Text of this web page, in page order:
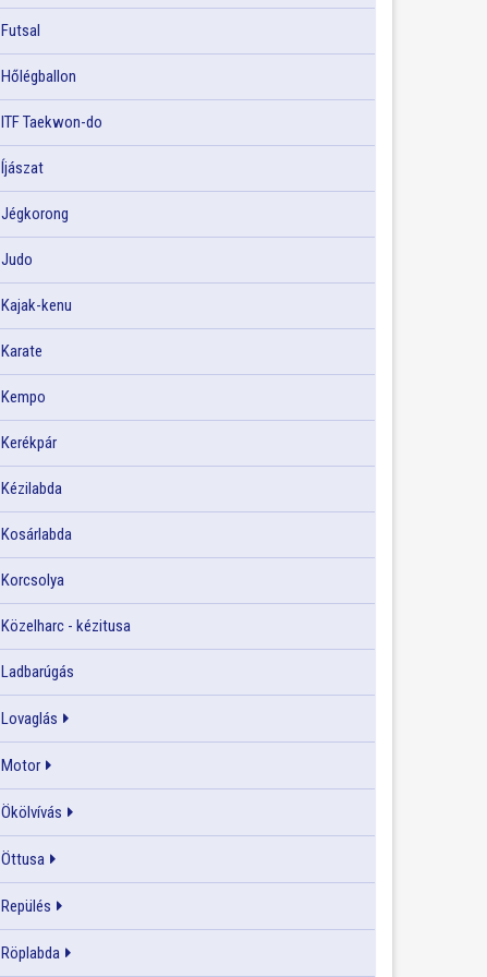
Futsal
Hőlégballon
ITF Taekwon-do
Íjászat
Jégkorong
Judo
Kajak-kenu
Karate
Kempo
Kerékpár
Kézilabda
Kosárlabda
Korcsolya
Közelharc - kézitusa
Ladbarúgás
Lovaglás
Motor
Ökölvívás
Öttusa
Repülés
Röplabda